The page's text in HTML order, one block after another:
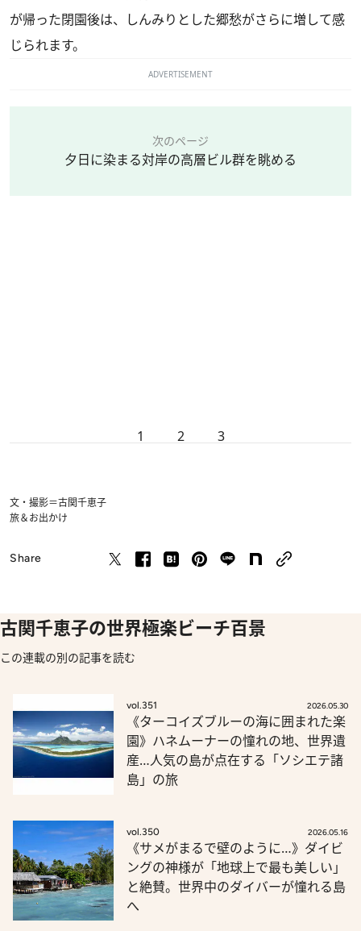
が帰った閉園後は、しんみりとした郷愁がさらに増して感
じられます。
ADVERTISEMENT
次のページ
夕日に染まる対岸の高層ビル群を眺める
1 2 3
文・撮影＝古関千恵子
旅＆お出かけ
Share
古関千恵子の世界極楽ビーチ百景
この連載の別の記事を読む
vol.351 2026.05.30
《ターコイズブルーの海に囲まれた楽
園》ハネムーナーの憧れの地、世界遺
産…人気の島が点在する「ソシエテ諸
島」の旅
vol.350 2026.05.16
《サメがまるで壁のように…》ダイビ
ングの神様が「地球上で最も美しい」
と絶賛。世界中のダイバーが憧れる島
へ